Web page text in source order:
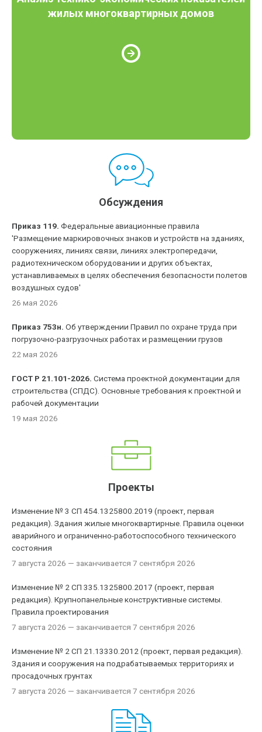
жилых многоквартирных домов
Обсуждения
Приказ 119. Федеральные авиационные правила
'Размещение маркировочных знаков и устройств на зданиях,
сооружениях, линиях связи, линиях электропередачи,
радиотехническом оборудовании и других объектах,
устанавливаемых в целях обеспечения безопасности полетов
воздушных судов'
26 мая 2026
Приказ 753н. Об утверждении Правил по охране труда при
погрузочно-разгрузочных работах и размещении грузов
22 мая 2026
ГОСТ Р 21.101-2026. Система проектной документации для
строительства (СПДС). Основные требования к проектной и
рабочей документации
19 мая 2026
Проекты
Изменение № 3 СП 454.1325800.2019 (проект, первая
редакция). Здания жилые многоквартирные. Правила оценки
аварийного и ограниченно-работоспособного технического
состояния
7 августа 2026 — заканчивается 7 сентября 2026
Изменение № 2 СП 335.1325800.2017 (проект, первая
редакция). Крупнопанельные конструктивные системы.
Правила проектирования
7 августа 2026 — заканчивается 7 сентября 2026
Изменение № 2 СП 21.13330.2012 (проект, первая редакция).
Здания и сооружения на подрабатываемых территориях и
просадочных грунтах
7 августа 2026 — заканчивается 7 сентября 2026